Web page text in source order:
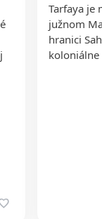
Tarfaya je
južnom
hranici